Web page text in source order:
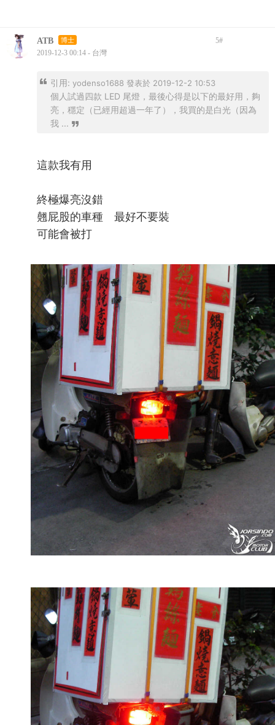
ATB 博士 5#
2019-12-3 00:14 - 台灣
引用: yodenso1688 發表於 2019-12-2 10:53
個人試過四款 LED 尾燈，最後心得是以下的最好用，夠
亮，穩定（已經用超過一年了），我買的是白光（因為
我 ...
這款我有用
終極爆亮沒錯
翹屁股的車種 最好不要裝
可能會被打